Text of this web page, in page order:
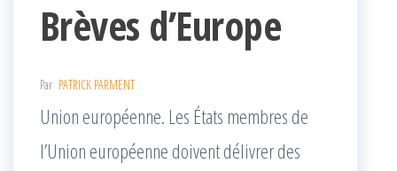
Brèves d’Europe
Par PATRICK PARMENT
Union européenne. Les États membres de
l’Union européenne doivent délivrer des